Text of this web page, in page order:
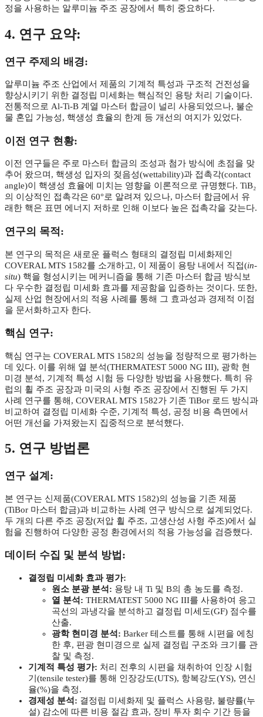
정을 사용하는 알루미늄 주조 공장에서 특히 중요하다.
4. 연구 요약:
연구 주제의 배경:
알루미늄 주조 산업에서 제품의 기계적 특성과 구조적 건전성을
향상시키기 위한 결정립 미세화는 핵심적인 용탕 처리 기술이다.
전통적으로 Al-Ti-B 계열 마스터 합금이 널리 사용되었으나, 불순
물 혼입 가능성, 핵생성 효율의 한계 등 개선의 여지가 있었다.
이전 연구 현황:
이전 연구들은 주로 마스터 합금의 조성과 첨가 방식에 초점을 맞
추어 왔으며, 핵생성 입자의 젖음성(wettability)과 접촉각(contact
angle)이 핵생성 효율에 미치는 영향을 이론적으로 규명했다. TiB₂
의 이상적인 접촉각은 60°로 알려져 있으나, 마스터 합금에서 유
래한 핵은 표면 에너지 저하로 인해 이보다 높은 접촉각을 갖는다.
연구의 목적:
본 연구의 목적은 새로운 플럭스 형태의 결정립 미세화제인
COVERAL MTS 1582를 소개하고, 이 제품이 용탕 내에서 직접(in-
situ) 핵을 형성시키는 메커니즘을 통해 기존 마스터 합금 방식보
다 우수한 결정립 미세화 효과를 제공함을 입증하는 것이다. 또한,
실제 산업 현장에서의 적용 사례를 통해 그 효과성과 경제적 이점
을 문서화하고자 한다.
핵심 연구:
핵심 연구는 COVERAL MTS 1582의 성능을 정량적으로 평가하는
데 있다. 이를 위해 열 분석(THERMATEST 5000 NG III), 광학 현
미경 분석, 기계적 특성 시험 등 다양한 방법을 사용했다. 특히 유
럽의 휠 주조 공장과 미국의 사형 주조 공장에서 진행된 두 가지
사례 연구를 통해, COVERAL MTS 1582가 기존 TiBor 로드 방식과
비교하여 결정립 미세화 수준, 기계적 특성, 공정 비용 측면에서
어떤 개선을 가져왔는지 집중적으로 분석했다.
5. 연구 방법론
연구 설계:
본 연구는 신제품(COVERAL MTS 1582)의 성능을 기존 제품
(TiBor 마스터 합금)과 비교하는 사례 연구 방식으로 설계되었다.
두 개의 다른 주조 공장(저압 휠 주조, 고생산성 사형 주조)에서 실
험을 진행하여 다양한 공정 환경에서의 적용 가능성을 검증했다.
데이터 수집 및 분석 방법:
결정립 미세화 효과 평가:
원소 분광 분석: 용탕 내 Ti 및 B의 총 농도를 측정.
열 분석: THERMATEST 5000 NG III를 사용하여 응고
곡선의 과냉각을 분석하고 결정립 미세도(GF) 점수를
산출.
광학 현미경 분석: Barker 테스트를 통해 시편을 에칭
한 후, 편광 현미경으로 실제 결정립 구조와 크기를 관
찰 및 측정.
기계적 특성 평가: 처리 전후의 시편을 채취하여 인장 시험
기(tensile tester)를 통해 인장강도(UTS), 항복강도(YS), 연신
율(%)을 측정.
경제성 분석: 결정립 미세화제 및 플럭스 사용량, 불량률(누
설) 감소에 따른 비용 절감 효과, 장비 투자 회수 기간 등을